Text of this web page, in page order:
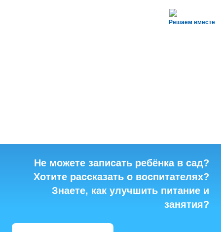
Решаем вместе
Не можете записать ребёнка в сад?
Хотите рассказать о воспитателях?
Знаете, как улучшить питание и
занятия?